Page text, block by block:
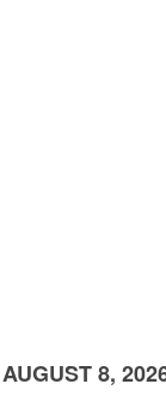
AUGUST 8,